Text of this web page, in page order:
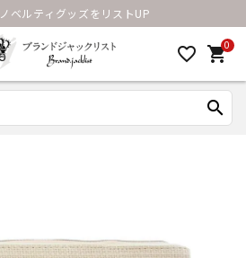
ベルティグッズをリストUP
favorite_border 0
shopping_cart
search